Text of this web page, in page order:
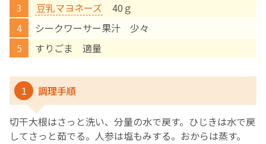
豆乳マヨネーズ 40ｇ
シークワーサー果汁 少々
すりごま 適量
1 調理手順
切干大根はさっと洗い、分量の水で戻す。ひじきは水で戻
してさっと茹でる。人参は塩もみする。おからは蒸す。